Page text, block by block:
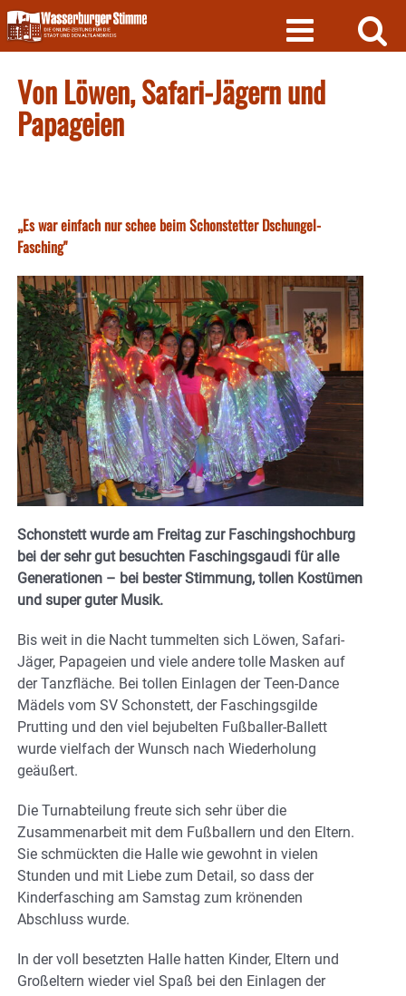
Skip
to
content
Von Löwen, Safari-Jägern und
Papageien
„Es war einfach nur schee beim Schonstetter Dschungel-
Fasching"
Schonstett wurde am Freitag zur Faschingshochburg
bei der sehr gut besuchten Faschingsgaudi für alle
Generationen – bei bester Stimmung, tollen Kostümen
und super guter Musik.
Bis weit in die Nacht tummelten sich Löwen, Safari-
Jäger, Papageien und viele andere tolle Masken auf
der Tanzfläche. Bei tollen Einlagen der Teen-Dance
Mädels vom SV Schonstett, der Faschingsgilde
Prutting und den viel bejubelten Fußballer-Ballett
wurde vielfach der Wunsch nach Wiederholung
geäußert.
Die Turnabteilung freute sich sehr über die
Zusammenarbeit mit dem Fußballern und den Eltern.
Sie schmückten die Halle wie gewohnt in vielen
Stunden und mit Liebe zum Detail, so dass der
Kinderfasching am Samstag zum krönenden
Abschluss wurde.
In der voll besetzten Halle hatten Kinder, Eltern und
Großeltern wieder viel Spaß bei den Einlagen der